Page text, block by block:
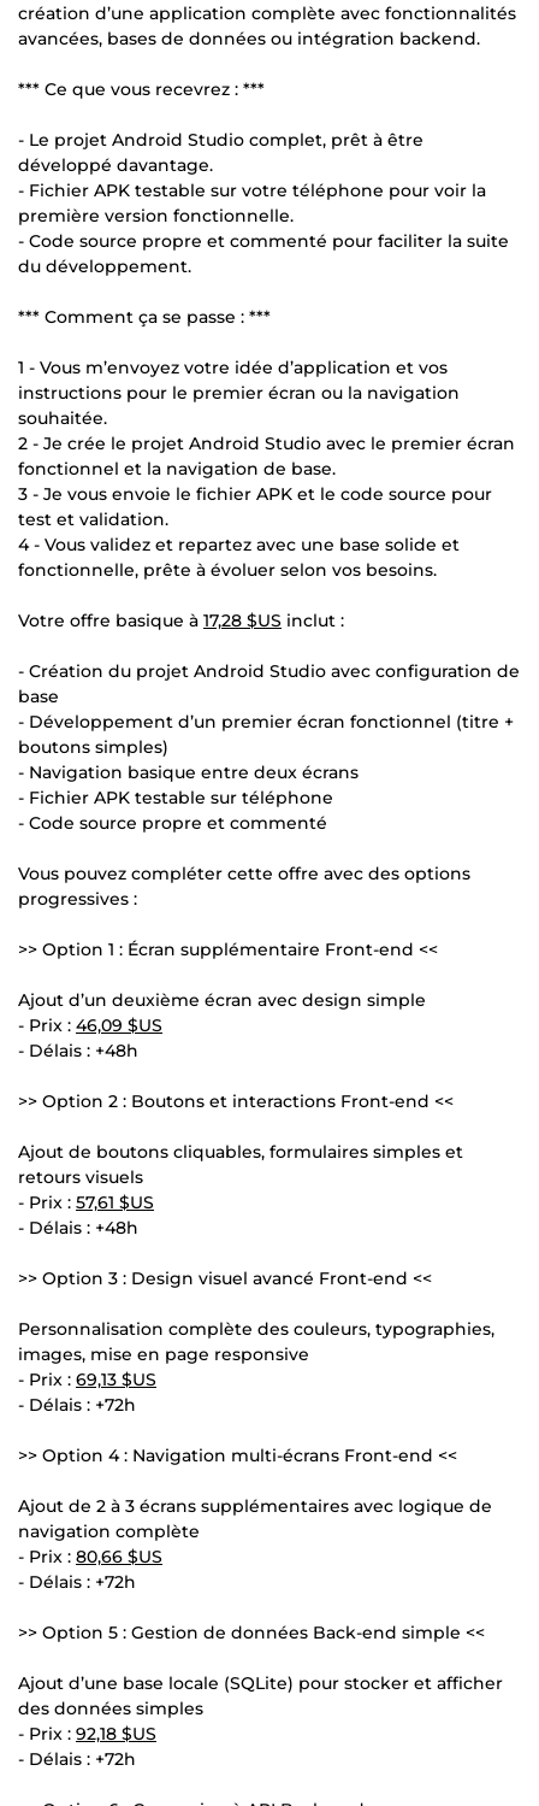
création d’une application complète avec fonctionnalités
avancées, bases de données ou intégration backend.
*** Ce que vous recevrez : ***
- Le projet Android Studio complet, prêt à être
développé davantage.
- Fichier APK testable sur votre téléphone pour voir la
première version fonctionnelle.
- Code source propre et commenté pour faciliter la suite
du développement.
*** Comment ça se passe : ***
1 - Vous m’envoyez votre idée d’application et vos
instructions pour le premier écran ou la navigation
souhaitée.
2 - Je crée le projet Android Studio avec le premier écran
fonctionnel et la navigation de base.
3 - Je vous envoie le fichier APK et le code source pour
test et validation.
4 - Vous validez et repartez avec une base solide et
fonctionnelle, prête à évoluer selon vos besoins.
Votre offre basique à 17,28 $US inclut :
- Création du projet Android Studio avec configuration de
base
- Développement d’un premier écran fonctionnel (titre +
boutons simples)
- Navigation basique entre deux écrans
- Fichier APK testable sur téléphone
- Code source propre et commenté
Vous pouvez compléter cette offre avec des options
progressives :
>> Option 1 : Écran supplémentaire Front-end <<
Ajout d’un deuxième écran avec design simple
- Prix : 46,09 $US
- Délais : +48h
>> Option 2 : Boutons et interactions Front-end <<
Ajout de boutons cliquables, formulaires simples et
retours visuels
- Prix : 57,61 $US
- Délais : +48h
>> Option 3 : Design visuel avancé Front-end <<
Personnalisation complète des couleurs, typographies,
images, mise en page responsive
- Prix : 69,13 $US
- Délais : +72h
>> Option 4 : Navigation multi-écrans Front-end <<
Ajout de 2 à 3 écrans supplémentaires avec logique de
navigation complète
- Prix : 80,66 $US
- Délais : +72h
>> Option 5 : Gestion de données Back-end simple <<
Ajout d’une base locale (SQLite) pour stocker et afficher
des données simples
- Prix : 92,18 $US
- Délais : +72h